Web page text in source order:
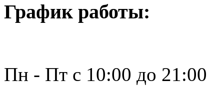
График работы:
Пн - Пт с 10:00 до 21:00